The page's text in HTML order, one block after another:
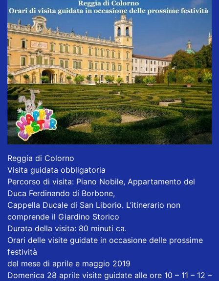
Reggia di Colorno
Visita guidata obbligatoria
Percorso di visita: Piano Nobile, Appartamento del
Duca Ferdinando di Borbone,
Cappella Ducale di San Liborio. L’itinerario non
comprende il Giardino Storico
Durata della visita: 80 minuti ca.
Orari delle visite guidate in occasione delle prossime
festività
del mese di aprile e maggio 2019
Domenica 28 aprile visite guidate alle ore 10 – 11 – 12 –